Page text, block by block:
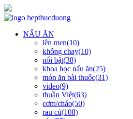
NẤU ĂN
lên men(10)
không chay(10)
nổi bật(38)
khoa học nấu ăn(25)
món ăn bài thuốc(31)
video(9)
thuần Việt(63)
cơm/cháo(50)
rau củ(108)